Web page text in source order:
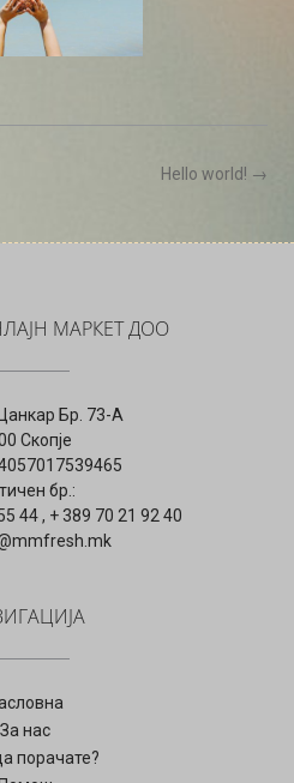
Hello world! →
МАРКЕТ ДОО
Бр. 73-А
Скопје
бр.:
44 , + 389 70 21 92 40
За нас
порачате?